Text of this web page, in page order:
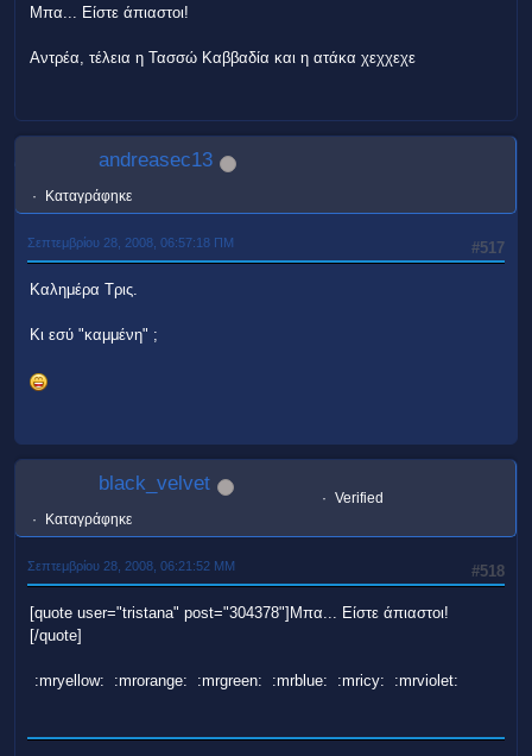
Μπα... Είστε άπιαστοι!
Αντρέα, τέλεια η Τασσώ Καββαδία και η ατάκα χεχχεχε
andreasec13
Καταγράφηκε
#517
Σεπτεμβρίου 28, 2008, 06:57:18 ΠΜ
Καλημέρα Τρις.
Κι εσύ "καμμένη" ;
black_velvet
Verified
Καταγράφηκε
#518
Σεπτεμβρίου 28, 2008, 06:21:52 ΜΜ
[quote user="tristana" post="304378"]Μπα... Είστε άπιαστοι!
[/quote]
:mryellow: :mrorange: :mrgreen: :mrblue: :mricy: :mrviolet: